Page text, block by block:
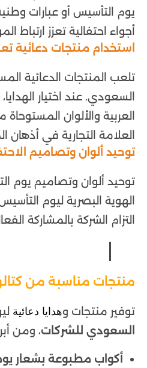
يوم التأسيس أو عبارات
أجواء احتفالية تعزز ارتباط
استخدام منتجات دعائية
تلعب المنتجات الدعائية
السعودي. عند اختيار
العربية والألوان
العلامة التجارية في أذهان
توحيد ألوان وتصاميم
توحيد ألوان وتصاميم يوم
الهوية البصرية ليوم
التزام الشركة بالمشاركة
منتجات مناسبة من
توفير منتجات وهدايا دعائية
السعودي للشركات، ومن
أكواب مطبوعة بشعار